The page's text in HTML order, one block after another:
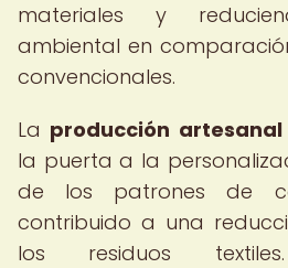
materiales y
ambiental en
convencionales.
La producción
la puerta a la
de los patrones de
contribuido a una
los residuos